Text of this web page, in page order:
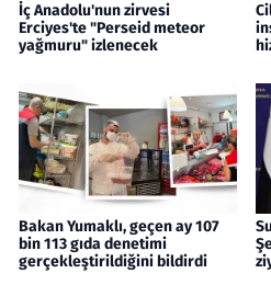
İç Anadolu'nun zirvesi
Erciyes'te "Perseid meteor
yağmuru" izlenecek
Bakan Yumaklı, geçen ay 107
bin 113 gıda denetimi
gerçekleştirildiğini bildirdi